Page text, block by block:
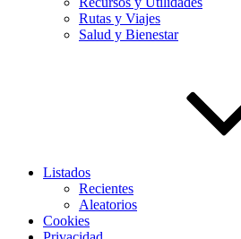
Rutas y Viajes
Salud y Bienestar
Listados
Recientes
Aleatorios
Cookies